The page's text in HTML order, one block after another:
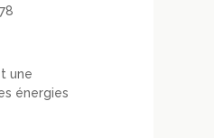
une
énergies